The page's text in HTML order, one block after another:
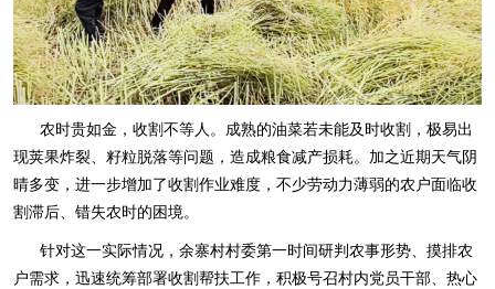
农时贵如金，收割不等人。成熟的油菜若未能及时收割，极易出
现荚果炸裂、籽粒脱落等问题，造成粮食减产损耗。加之近期天气阴
晴多变，进一步增加了收割作业难度，不少劳动力薄弱的农户面临收
割滞后、错失农时的困境。
针对这一实际情况，余寨村村委第一时间研判农事形势、摸排农
户需求，迅速统筹部署收割帮扶工作，积极号召村内党员干部、热心